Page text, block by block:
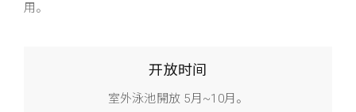
用。
开放时间
室外泳池開放 5月~10月。